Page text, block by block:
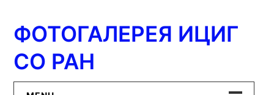
содержимому
ФОТОГАЛЕРЕЯ ИЦИГ
СО РАН